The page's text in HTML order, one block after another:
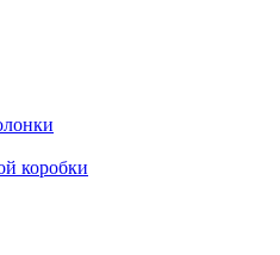
коробки